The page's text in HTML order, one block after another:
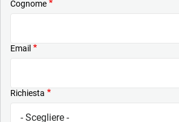
Cognome
Email
Richiesta